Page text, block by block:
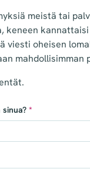
meistä tai
keneen
viesti oheisen
mahdollisimman
*